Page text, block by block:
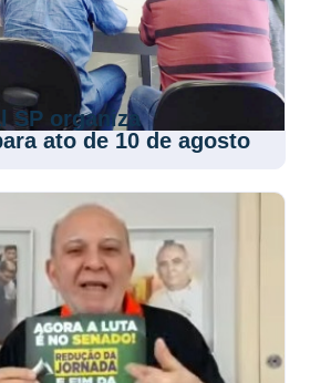
SP organiza
ato de 10 de agosto